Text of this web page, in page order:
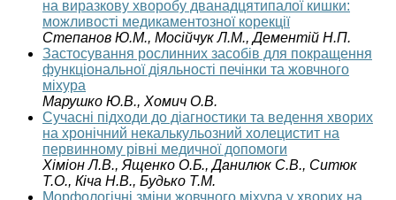
на виразкову хворобу дванадцятипалої кишки:
можливості медикаментозної корекції
Степанов Ю.М., Мосійчук Л.М., Дементій Н.П.
Застосування рослинних засобів для покращення
функціональної діяльності печінки та жовчного
міхура
Марушко Ю.В., Хомич О.В.
Сучасні підходи до діагностики та ведення хворих
на хронічний некалькульозний холецистит на
первинному рівні медичної допомоги
Хіміон Л.В., Ященко О.Б., Данилюк С.В., Ситюк
Т.О., Кіча Н.В., Будько Т.М.
Морфологічні зміни жовчного міхура у хворих на